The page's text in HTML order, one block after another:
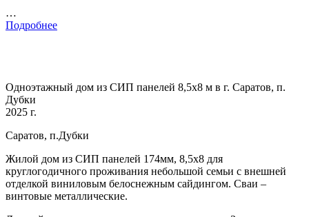
…
Подробнее
Одноэтажный дом из СИП панелей 8,5х8 м в г. Саратов, п.
Дубки
2025 г.
Саратов, п.Дубки
Жилой дом из СИП панелей 174мм, 8,5х8 для
круглогодичного проживания небольшой семьи с внешней
отделкой виниловым белоснежным сайдингом. Сваи –
винтовые металлические.